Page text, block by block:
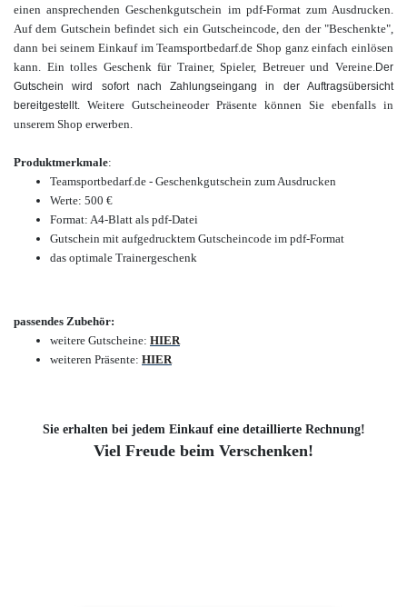
einen ansprechenden Geschenkgutschein im pdf-Format zum Ausdrucken.
Auf dem Gutschein befindet sich ein Gutscheincode, den der "Beschenkte",
dann bei seinem Einkauf im Teamsportbedarf.de Shop ganz einfach einlösen
kann. Ein tolles Geschenk für Trainer, Spieler, Betreuer und Vereine. Der
Gutschein wird sofort nach Zahlungseingang in der Auftragsübersicht
bereitgestellt. Weitere Gutscheineoder Präsente können Sie ebenfalls in
unserem Shop erwerben.
Produktmerkmale:
Teamsportbedarf.de - Geschenkgutschein zum Ausdrucken
Werte: 500 €
Format: A4-Blatt als pdf-Datei
Gutschein mit aufgedrucktem Gutscheincode im pdf-Format
das optimale Trainergeschenk
passendes Zubehör:
weitere Gutscheine: HIER
weiteren Präsente: HIER
Sie erhalten bei jedem Einkauf eine detaillierte Rechnung!
Viel Freude beim Verschenken!